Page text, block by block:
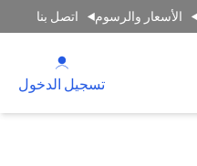
الأسعار والرسوم اتصل بنا
تسجيل الدخول